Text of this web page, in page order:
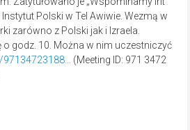
Polski w Tel Awiwie. Wezmą w
zarówno z Polski jak i Izraela.
godz. 10. Można w nim uczestniczyć
(Meeting ID: 971 3472